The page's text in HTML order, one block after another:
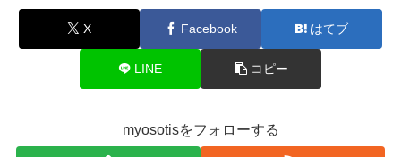
X Facebook はてブ
LINE コピー
myosotisをフォローする